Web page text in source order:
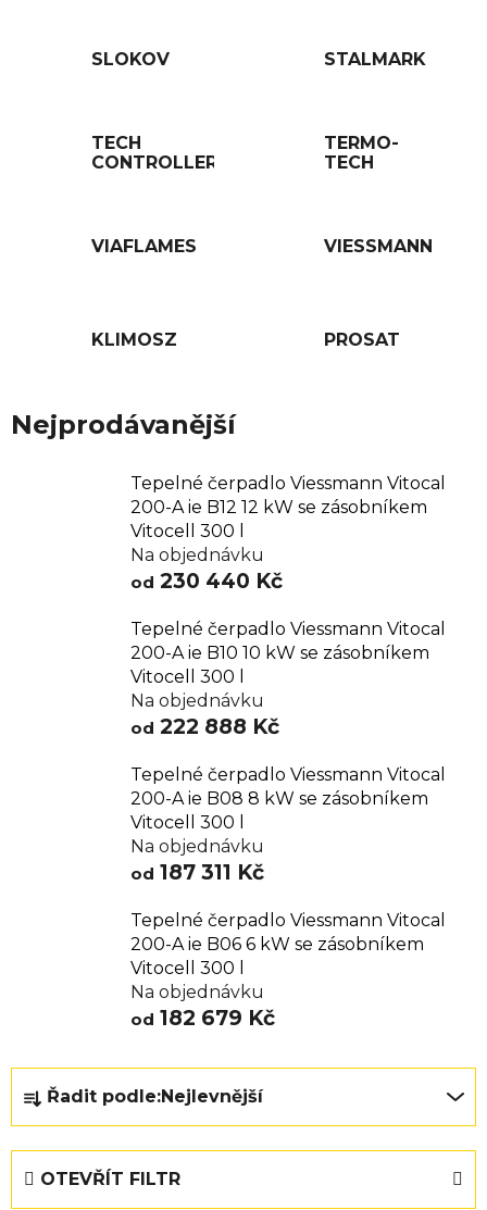
SLOKOV STALMARK
TECH
CONTROLLERS
TERMO-
TECH
VIAFLAMES VIESSMANN
KLIMOSZ PROSAT
Nejprodávanější
Tepelné čerpadlo Viessmann Vitocal
200-A ie B12 12 kW se zásobníkem
Vitocell 300 l
Na objednávku
od 230 440 Kč
Tepelné čerpadlo Viessmann Vitocal
200-A ie B10 10 kW se zásobníkem
Vitocell 300 l
Na objednávku
od 222 888 Kč
Tepelné čerpadlo Viessmann Vitocal
200-A ie B08 8 kW se zásobníkem
Vitocell 300 l
Na objednávku
od 187 311 Kč
Tepelné čerpadlo Viessmann Vitocal
200-A ie B06 6 kW se zásobníkem
Vitocell 300 l
Na objednávku
od 182 679 Kč
a
z
e
n
Řadit podle:Nejlevnější
OTEVŘÍT FILTR